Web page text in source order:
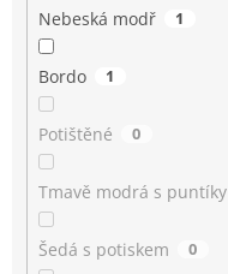
Nebeská modř 1
Bordo 1
Potištěné 0
Tmavě modrá s puntíky
Šedá s potiskem 0